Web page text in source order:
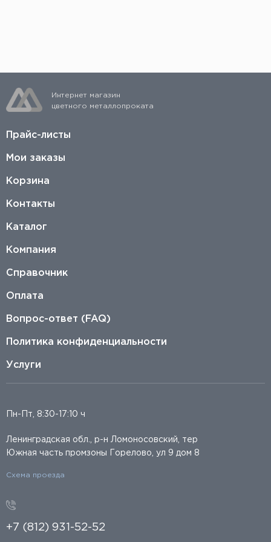
Интернет магазин
цветного металлопроката
Прайс-листы
Мои заказы
Корзина
Контакты
Каталог
Компания
Справочник
Оплата
Вопрос-ответ (FAQ)
Политика конфиденциальности
Услуги
Пн-Пт, 8:30-17:10 ч
Ленинградская обл., р-н Ломоносовский, тер
Южная часть промзоны Горелово, ул 9 дом 8
Схема проезда
+7 (812) 931-52-52